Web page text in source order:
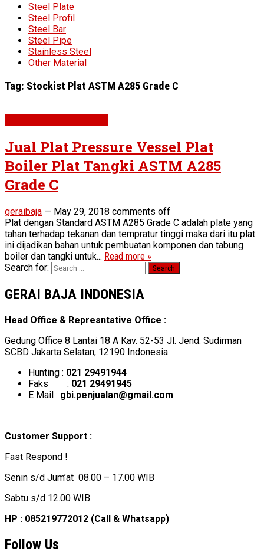
Steel Plate
Steel Profil
Steel Bar
Steel Pipe
Stainless Steel
Other Material
Tag: Stockist Plat ASTM A285 Grade C
Jual Plat Pressure Vessel Plat
Boiler Plat Tangki ASTM A285
Grade C
geraibaja — May 29, 2018 comments off
Plat dengan Standard ASTM A285 Grade C adalah plate yang
tahan terhadap tekanan dan tempratur tinggi maka dari itu plat
ini dijadikan bahan untuk pembuatan komponen dan tabung
boiler dan tangki untuk... Read more »
Search for:
GERAI BAJA INDONESIA
Head Office & Represntative Office :
Gedung Office 8 Lantai 18 A Kav. 52-53 Jl. Jend. Sudirman
SCBD Jakarta Selatan, 12190 Indonesia
Hunting : 021 29491944
Faks : 021 29491945
E Mail : gbi.penjualan@gmail.com
Customer Support :
Fast Respond !
Senin s/d Jum’at 08.00 – 17.00 WIB
Sabtu s/d 12.00 WIB
HP : 085219772012 (Call & Whatsapp)
Follow Us